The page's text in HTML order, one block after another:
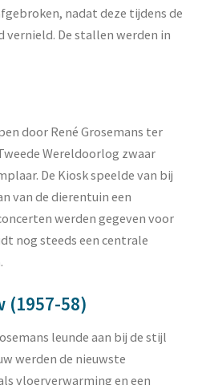
nadat deze tijdens de
vernield. De stallen werden in
door René Grosemans ter
Wereldoorlog zwaar
De Kiosk speelde van bij
van de dierentuin een
werden gegeven voor
nog steeds een centrale
(1957-58)
leunde aan bij de stijl
werden de nieuwste
vloerverwarming en een